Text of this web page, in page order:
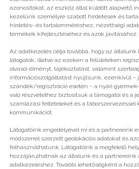
azonosítókat, az eszköz által küldött alapvető
kezelünk személyre szabott hirdetések és
hirdetés- és tartalomméréshez, nézettségi
termékek kifejlesztéséhez és azok javításához.
Az adatkezelés célja továbbá, hogy az általunk
látogatók, illetve az ezeken a felületeken
olvasói élményt, tájékoztatást, valamint
információszolgáltatást nyújtsunk, ezenkívül –
szándék/regisztráció esetén – a nyári
való részvételhez biztosítsuk a támogatói és a
számlázási feltételeket és a táborszervezéssel
kommunikációt.
Látogatóink engedélyével mi és a partnereink
módszerrel szerzett geolokációs adatokat és
felhasználhatunk. Látogatóink a megfelelő
hozzájárulhatnak az általunk és a partnereink
adatkezeléshez. További lehetőségként a
Puzsér a PT-táborban
© legjobbtabor.hu
GDPR | Adatvédelmi és adatkezelési